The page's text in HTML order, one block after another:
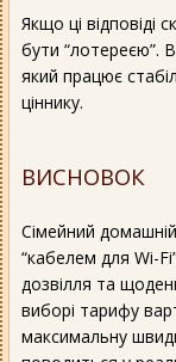
Якщо ці відповіді
бути “лотереєю”.
який працює
ціннику.
ВИСНОВОК
Сімейний
“кабелем для Wi-
дозвілля та
виборі тарифу
максимальну